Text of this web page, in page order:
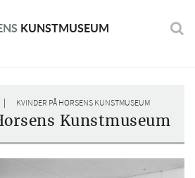
KUNSTMUSEUM
| KVINDER PÅ HORSENS KUNSTMUSEUM
Kunstmuseum